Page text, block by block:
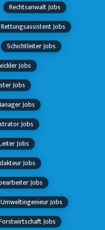
Rechtsanwalt Jobs
Rettungsassistent Jobs
Schichtleiter Jobs
Jobs
Jobs
Jobs
Jobs
Jobs
Jobs
Jobs
Umweltingenieur Jobs
Jobs